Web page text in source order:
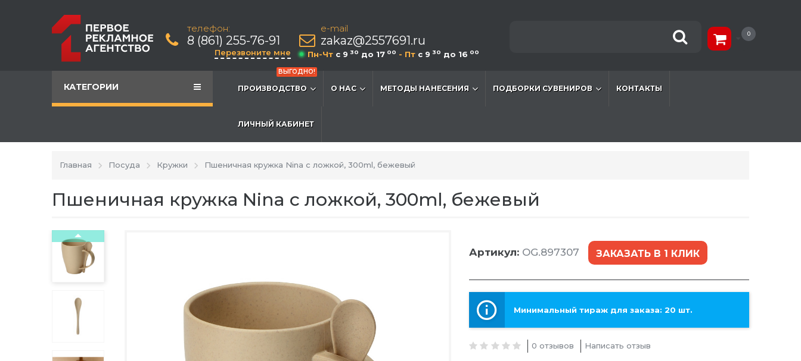
телефон:
8 (861) 255-76-91
Перезвоните мне
e-mail
zakaz@2557691.ru
Пн-Чт c 9 30 до 17 00 - Пт c 9 30 до 16 00
0
КАТЕГОРИИ
ВЫГОДНО!
ПРОИЗВОДСТВО О НАС МЕТОДЫ НАНЕСЕНИЯ ПОДБОРКИ СУВЕНИРОВ КОНТАКТЫ
ЛИЧНЫЙ КАБИНЕТ
Главная Посуда Кружки Пшеничная кружка Nina с ложкой, 300ml, бежевый
Пшеничная кружка Nina с ложкой, 300ml, бежевый
Артикул: OG.897307 ЗАКАЗАТЬ В 1 КЛИК
Минимальный тираж для заказа: 20 шт.
0 отзывов Написать отзыв